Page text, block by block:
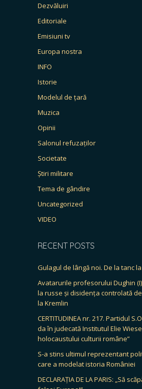
Dezvăluiri
Editoriale
Emisiuni tv
Europa nostra
INFO
Istorie
Modelul de țară
Muzica
Opinii
Salonul refuzaților
Societate
Știri militare
Tema de gândire
Uncategorized
VIDEO
RECENT POSTS
Gulagul de lângă noi. De la tanc
Avatarurile profesorului Dughin
la russe și disidența controlată
la Kremlin
CERTITUDINEA nr. 217. Partidul
da în judecată Institutul Elie
holocaustului culturii române”
S-a stins ultimul reprezentant
care a modelat istoria României
DECLARAȚIA DE LA PARIS: „Să